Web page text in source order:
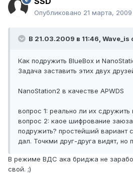
Опубликовано 21 марта, 2009
В 21.03.2009 в 11:46, Wave_is
Как подружить BlueBox и
Задача заставить этих двух
NanoStation2 в качестве APWDS
вопрос 1: реально ли их
вопрос 2: каое шифрование
подружить? простейший вариант
дал. Точкми друг-друга видят, но
В режиме ВДС ака бриджа не
свой. ;)